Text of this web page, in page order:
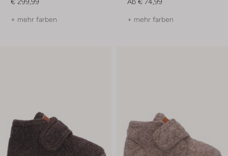
+ mehr farben + mehr farben